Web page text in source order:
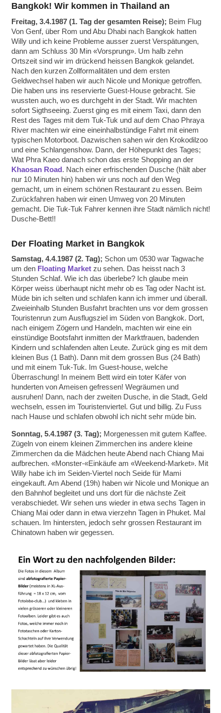
Bangkok! Wir kommen in Thailand an
Freitag, 3.4.1987 (1. Tag der gesamten Reise); Beim Flug
Von Genf, über Rom und Abu Dhabi nach Bangkok hatten
Willy und ich keine Probleme ausser zuerst Verspätungen,
dann am Schluss 30 Min «Vorsprung». Um halb zehn
Ortszeit sind wir im drückend heissen Bangkok gelandet.
Nach den kurzen Zollformalitäten und dem ersten
Geldwechsel haben wir auch Nicole und Monique getroffen.
Die haben uns ins reservierte Guest-House gebracht. Sie
wussten auch, wo es durchgeht in der Stadt. Wir machten
sofort Sigthseeing. Zuerst ging es mit einem Taxi, dann den
Rest des Tages mit dem Tuk-Tuk und auf dem Chao Phraya
River machten wir eine eineinhalbstündige Fahrt mit einem
typischen Motorboot. Dazwischen sahen wir den Krokodilzoo
und eine Schlangenshow. Dann, der Höhepunkt des Tages;
Wat Phra Kaeo danach schon das erste Shopping an der
Khaosan Road. Nach einer erfrischenden Dusche (hält aber
nur 10 Minuten hin) haben wir uns noch auf den Weg
gemacht, um in einem schönen Restaurant zu essen. Beim
Zurückfahren haben wir einen Umweg von 20 Minuten
gemacht. Die Tuk-Tuk Fahrer kennen ihre Stadt nämlich nicht!
Dusche-Bett!!
Der Floating Market in Bangkok
Samstag, 4.4.1987 (2. Tag); Schon um 0530 war Tagwache
um den Floating Marketzu sehen. Das heisst nach 3
Stunden Schlaf. Wie ich das überlebe? Ich glaube mein
Körper weiss überhaupt nicht mehr ob es Tag oder Nacht ist.
Müde bin ich selten und schlafen kann ich immer und überall.
Zweieinhalb Stunden Busfahrt brachten uns vor dem grossen
Touristenrun zum Ausflugsziel im Süden von Bangkok. Dort,
nach einigem Zögern und Handeln, machten wir eine ein
einstündige Bootsfahrt inmitten der Marktfrauen, badenden
Kindern und schlafenden alten Leute. Zurück ging es mit dem
kleinen Bus (1 Bath). Dann mit dem grossen Bus (24 Bath)
und mit einem Tuk-Tuk. Im Guest-house, welche
Überraschung! In meinem Bett wird ein toter Käfer von
hunderten von Ameisen gefressen! Wegräumen und
ausruhen! Dann, nach der zweiten Dusche, in die Stadt, Geld
wechseln, essen im Touristenviertel. Gut und billig. Zu Fuss
nach Hause und schlafen obwohl ich nicht sehr müde bin.
Sonntag, 5.4.1987 (3. Tag); Morgenessen mit gutem Kaffee.
Zügeln von einem kleinen Zimmerchen ins andere kleine
Zimmerchen da die Mädchen heute Abend nach Chiang Mai
aufbrechen. «Monster-«Einkäufe am «Weekend-Market». Mit
Willy habe ich im Seiden-Viertel noch Seide für Mami
eingekauft. Am Abend (19h) haben wir Nicole und Monique an
den Bahnhof begleitet und uns dort für die nächste Zeit
verabschiedet. Wir sehen uns wieder in etwa sechs Tagen in
Chiang Mai oder dann in etwa vierzehn Tagen in Phuket. Mal
schauen. Im hintersten, jedoch sehr grossen Restaurant im
Chinatown haben wir gegessen.